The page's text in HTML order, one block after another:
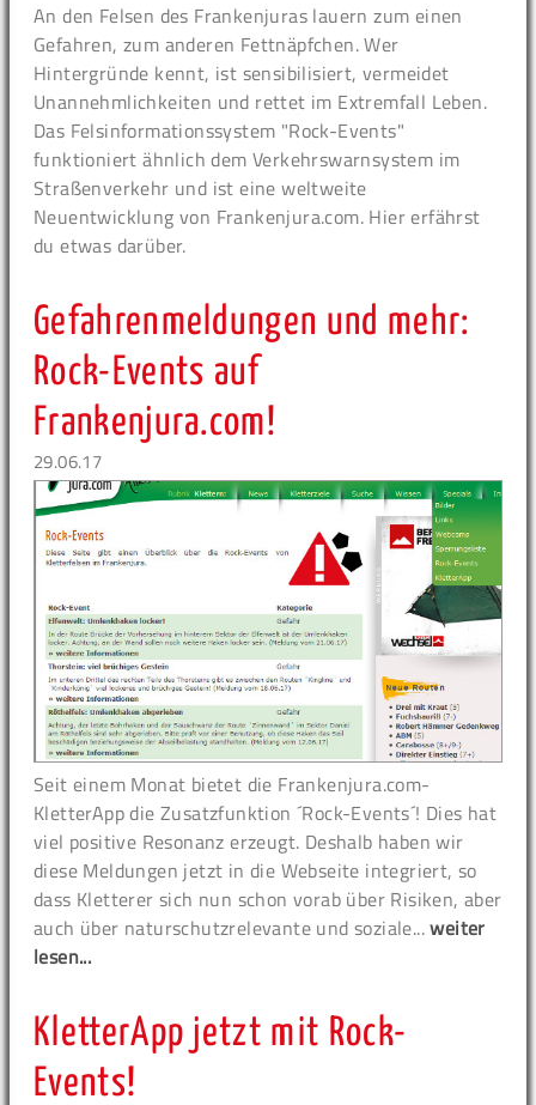
An den Felsen des Frankenjuras lauern zum einen
Gefahren, zum anderen Fettnäpfchen. Wer
Hintergründe kennt, ist sensibilisiert, vermeidet
Unannehmlichkeiten und rettet im Extremfall Leben.
Das Felsinformationssystem "Rock-Events"
funktioniert ähnlich dem Verkehrswarnsystem im
Straßenverkehr und ist eine weltweite
Neuentwicklung von Frankenjura.com. Hier erfährst
du etwas darüber.
Gefahrenmeldungen und mehr:
Rock-Events auf
Frankenjura.com!
29.06.17
Seit einem Monat bietet die Frankenjura.com-
KletterApp die Zusatzfunktion ´Rock-Events´! Dies hat
viel positive Resonanz erzeugt. Deshalb haben wir
diese Meldungen jetzt in die Webseite integriert, so
dass Kletterer sich nun schon vorab über Risiken, aber
auch über naturschutzrelevante und soziale...weiter
lesen...
KletterApp jetzt mit Rock-
Events!